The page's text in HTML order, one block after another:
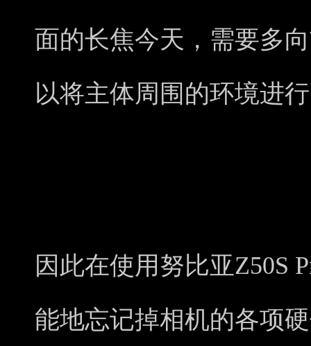
面的长焦今天，需要多
以将主体周围的环境进
因此在使用努比亚Z50S
能地忘记掉相机的各项